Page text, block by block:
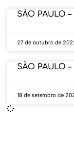
SÃO PAULO –
27 de outubro de
SÃO PAULO –
18 de setembro de